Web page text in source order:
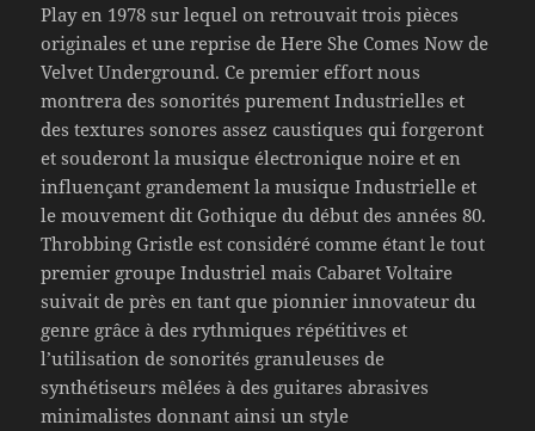
Play en 1978 sur lequel on retrouvait trois pièces
originales et une reprise de Here She Comes Now de
Velvet Underground. Ce premier effort nous
montrera des sonorités purement Industrielles et
des textures sonores assez caustiques qui forgeront
et souderont la musique électronique noire et en
influençant grandement la musique Industrielle et
le mouvement dit Gothique du début des années 80.
Throbbing Gristle est considéré comme étant le tout
premier groupe Industriel mais Cabaret Voltaire
suivait de près en tant que pionnier innovateur du
genre grâce à des rythmiques répétitives et
l’utilisation de sonorités granuleuses de
synthétiseurs mêlées à des guitares abrasives
minimalistes donnant ainsi un style